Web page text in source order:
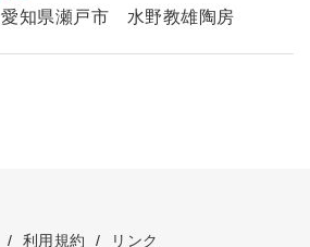
愛知県瀬戸市 水野教雄陶房
/ 利用規約 / リンク